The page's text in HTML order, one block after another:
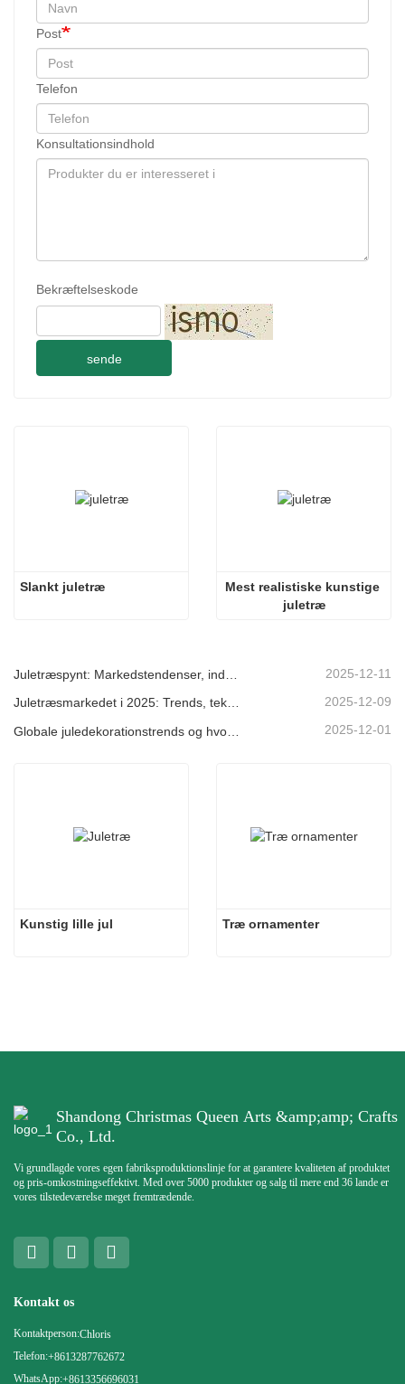
Post
Telefon
Konsultationsindhold
Bekræftelseskode
sende
Slankt juletræ
Mest realistiske kunstige
juletræ
2025-12-11
Juletræsmarkedet i 2025: Trends, teknologier og indkøbsguide til B2B-købere 2025-12-09
2025-12-01
Kunstig lille jul Træ ornamenter
Shandong Christmas Queen Arts &amp;amp; Crafts
Co., Ltd.
Vi grundlagde vores egen fabriksproduktionslinje for at garantere kvaliteten af ​​produktet
og pris-omkostningseffektivt. Med over 5000 produkter og salg til mere end 36 lande er
vores tilstedeværelse meget fremtrædende.
Kontakt os
Kontaktperson:Chloris
Telefon:+8613287762672
WhatsApp:+8613356696031